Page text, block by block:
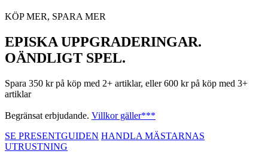
KÖP MER, SPARA MER
EPISKA UPPGRADERINGAR.
OÄNDLIGT SPEL.
Spara 350 kr på köp med 2+ artiklar, eller 600 kr på köp med 3+
artiklar
Begränsat erbjudande. Villkor gäller***
SE PRESENTGUIDEN HANDLA MÄSTARNAS
UTRUSTNING